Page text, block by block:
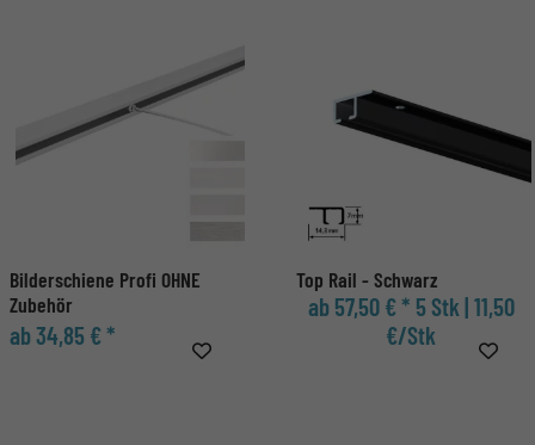
Bilderschiene Profi OHNE
Zubehör
ab 34,85 € *
Top Rail - Schwarz
ab 57,50 € * 5 Stk | 11,50
€/Stk